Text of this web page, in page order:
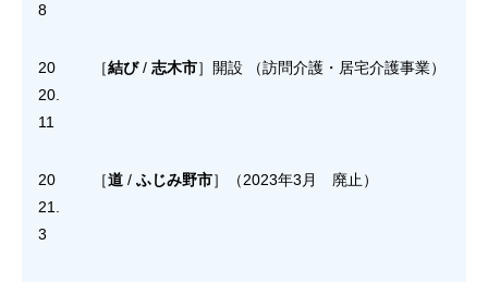
8
20
20.
11
［結び/ 志木市］開設 （訪問介護・居宅介護事業）
20
21.
3
［道 / ふじみ野市］（2023年3月 廃止）